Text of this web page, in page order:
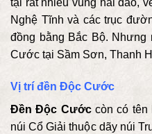
tại rất nhiều vùng hải đảo,
Nghệ Tĩnh và các trục
đồng bằng Bắc Bộ.
Cước tại Sầm Sơn, Thanh
Vị trí đền Độc Cước
Đền Độc Cướccòn có tên
núi Cổ Giải thuộc dãy núi